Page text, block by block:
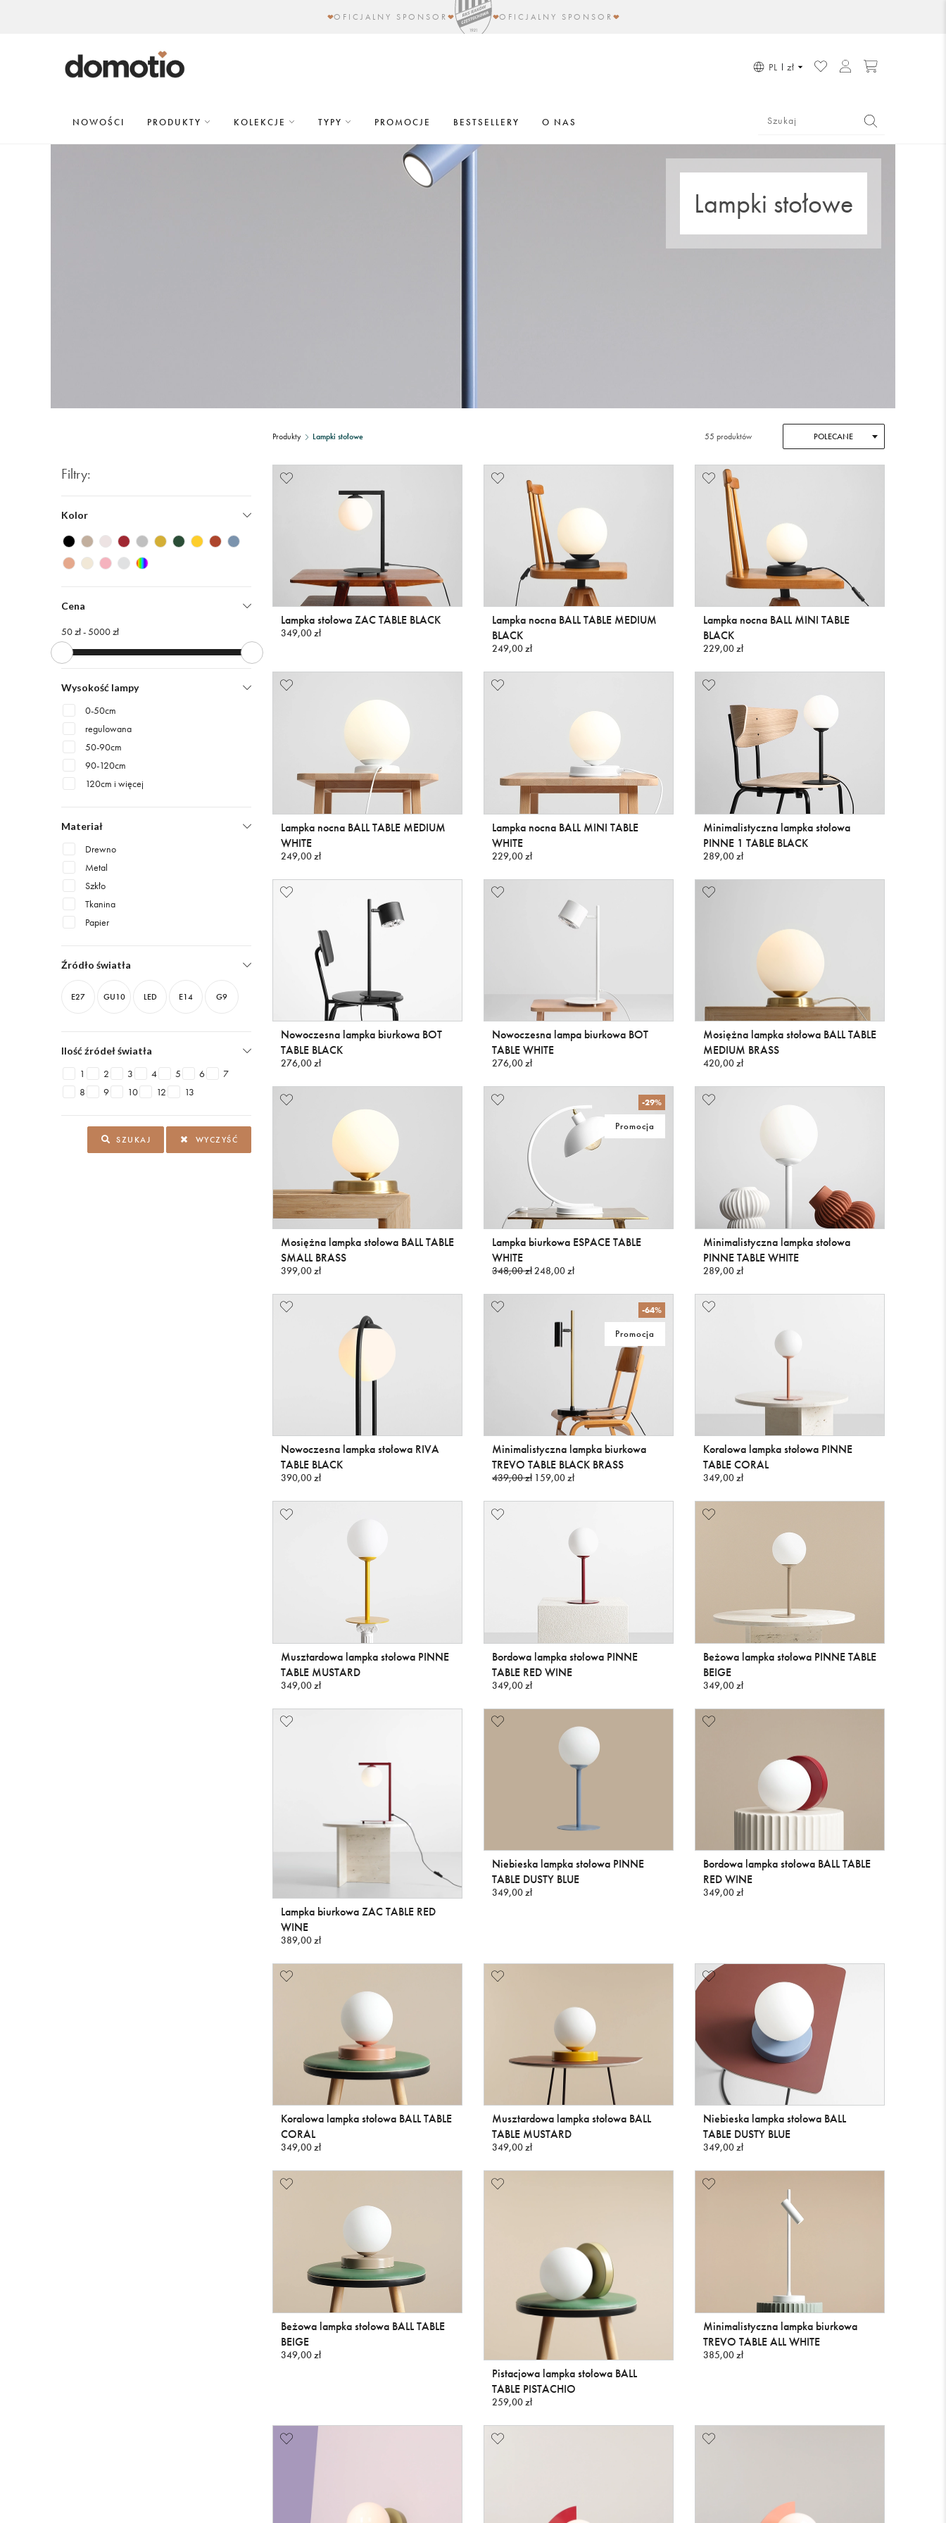
OFICJALNY SPONSOR OFICJALNY SPONSOR
PL zł
NOWOŚCI PRODUKTY KOLEKCJE TYPY PROMOCJE BESTSELLERY O NAS
Lampki stołowe
Filtry:
Kolor
Cena
50 zł -5000 zł
Wysokość lampy
0-50cm
regulowana
50-90cm
90-120cm
120cm i więcej
Materiał
Drewno
Metal
Szkło
Tkanina
Papier
Źródło światła
E27 GU10 LED E14 G9
Ilość źródeł światła
1 2 3 4 5 6
7
8
9 10 12 13
SZUKAJ WYCZYŚĆ
Produkty Lampki stołowe 55 produktów POLECANE
Lampka stołowa ZAC TABLE BLACK
349,00 zł
Lampka nocna BALL TABLE MEDIUM
BLACK
249,00 zł
Lampka nocna BALL MINI TABLE
BLACK
229,00 zł
Lampka nocna BALL TABLE MEDIUM
WHITE
249,00 zł
Lampka nocna BALL MINI TABLE
WHITE
229,00 zł
Minimalistyczna lampka stołowa
PINNE 1 TABLE BLACK
289,00 zł
Nowoczesna lampka biurkowa BOT
TABLE BLACK
276,00 zł
Nowoczesna lampa biurkowa BOT
TABLE WHITE
276,00 zł
Mosiężna lampka stołowa BALL TABLE
MEDIUM BRASS
420,00 zł
Mosiężna lampka stołowa BALL TABLE
SMALL BRASS
399,00 zł
-29%
Promocja
Lampka biurkowa ESPACE TABLE
WHITE
348,00 zł248,00 zł
Minimalistyczna lampka stołowa
PINNE TABLE WHITE
289,00 zł
Nowoczesna lampka stołowa RIVA
TABLE BLACK
390,00 zł
-64%
Promocja
Minimalistyczna lampka biurkowa
TREVO TABLE BLACK BRASS
439,00 zł159,00 zł
Koralowa lampka stołowa PINNE
TABLE CORAL
349,00 zł
Musztardowa lampka stołowa PINNE
TABLE MUSTARD
349,00 zł
Bordowa lampka stołowa PINNE
TABLE RED WINE
349,00 zł
Beżowa lampka stołowa PINNE TABLE
BEIGE
349,00 zł
Lampka biurkowa ZAC TABLE RED
WINE
389,00 zł
Niebieska lampka stołowa PINNE
TABLE DUSTY BLUE
349,00 zł
Bordowa lampka stołowa BALL TABLE
RED WINE
349,00 zł
Koralowa lampka stołowa BALL TABLE
CORAL
349,00 zł
Musztardowa lampka stołowa BALL
TABLE MUSTARD
349,00 zł
Niebieska lampka stołowa BALL
TABLE DUSTY BLUE
349,00 zł
Beżowa lampka stołowa BALL TABLE
BEIGE
349,00 zł
Pistacjowa lampka stołowa BALL
TABLE PISTACHIO
259,00 zł
Minimalistyczna lampka biurkowa
TREVO TABLE ALL WHITE
385,00 zł